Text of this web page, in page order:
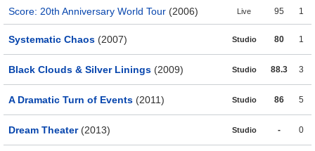
Score: 20th Anniversary World Tour (2006) Live 95 1
Systematic Chaos (2007) Studio 80 1
Black Clouds & Silver Linings (2009) Studio 88.3 3
A Dramatic Turn of Events (2011) Studio 86 5
Dream Theater(2013) Studio - 0